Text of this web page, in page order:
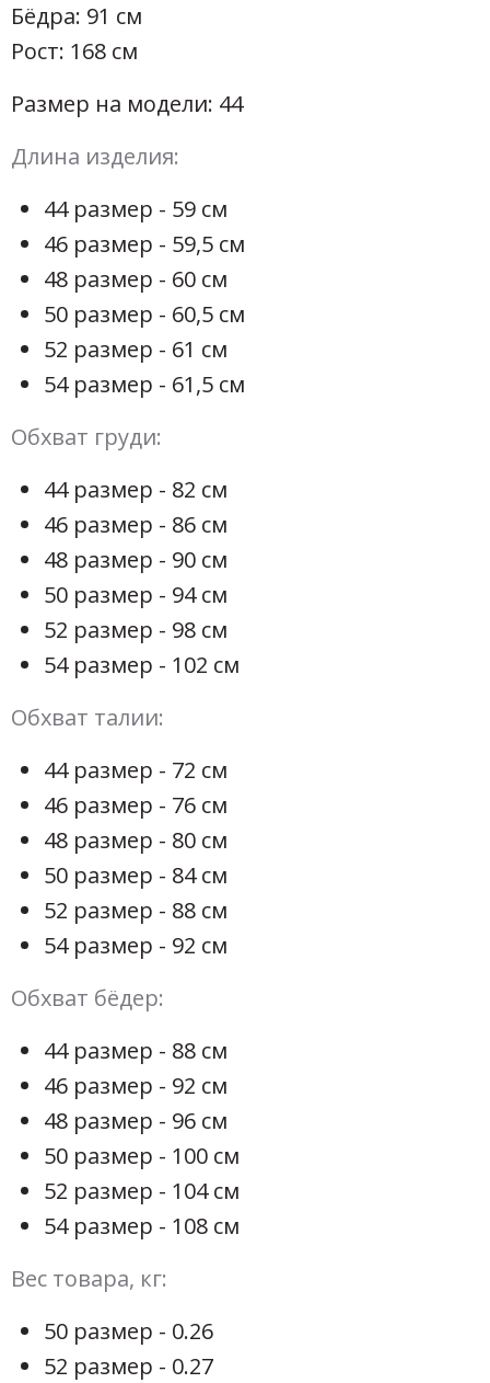
Бёдра: 91 см
Рост: 168 см
Размер на модели: 44
Длина изделия:
44 размер - 59 см
46 размер - 59,5 см
48 размер - 60 см
50 размер - 60,5 см
52 размер - 61 см
54 размер - 61,5 см
Обхват груди:
44 размер - 82 см
46 размер - 86 см
48 размер - 90 см
50 размер - 94 см
52 размер - 98 см
54 размер - 102 см
Обхват талии:
44 размер - 72 см
46 размер - 76 см
48 размер - 80 см
50 размер - 84 см
52 размер - 88 см
54 размер - 92 см
Обхват бёдер:
44 размер - 88 см
46 размер - 92 см
48 размер - 96 см
50 размер - 100 см
52 размер - 104 см
54 размер - 108 см
Вес товара, кг:
50 размер - 0.26
52 размер - 0.27